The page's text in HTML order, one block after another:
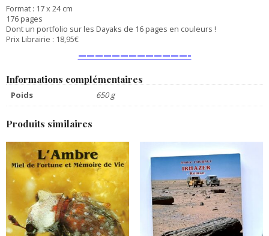
Format : 17 x 24 cm
176 pages
Dont un portfolio sur les Dayaks de 16 pages en couleurs !
Prix Librairie : 18,95€
—————————————–
Informations complémentaires
Poids 650 g
Produits similaires